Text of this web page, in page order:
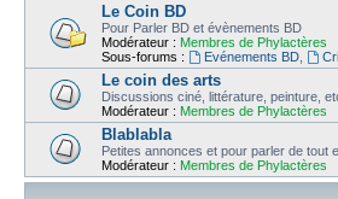
Le Coin BD
Pour Parler BD et évènements BD
Modérateur : Membres de Phylactères
Sous-forums :
Evénements BD,
Le coin des arts
Discussions ciné, littérature, peinture,
Modérateur : Membres de Phylactères
Blablabla
Petites annonces et pour parler de tout
Modérateur : Membres de Phylactères